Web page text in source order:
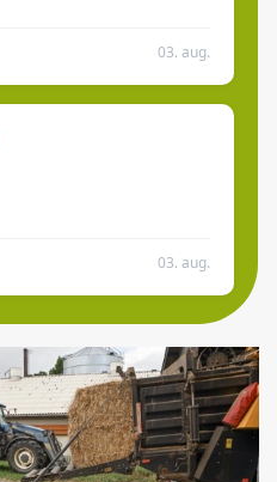
03. aug.
03. aug.